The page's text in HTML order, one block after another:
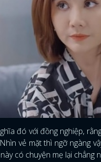
đó với đồng nghiệp,
vẻ mặt thì ngỡ ngàng
có chuyện mẹ lại chẳng